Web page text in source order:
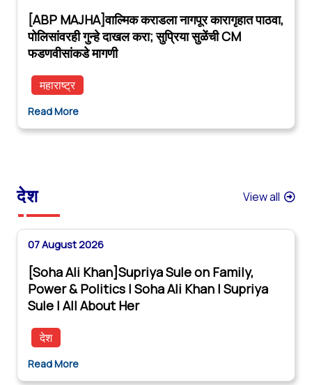
[ABP MAJHA]वाल्मिक कराडला नागपूर कारागृहात पाठवा,
पोलिसांवरही गुन्हे दाखल करा; सुप्रिया सुळेंची CM
फडणवीसांकडे मागणी
महाराष्ट्र
Read More
देश View all
07 August 2026
[Soha Ali Khan]Supriya Sule on Family,
Power & Politics | Soha Ali Khan | Supriya
Sule | All About Her
देश
Read More